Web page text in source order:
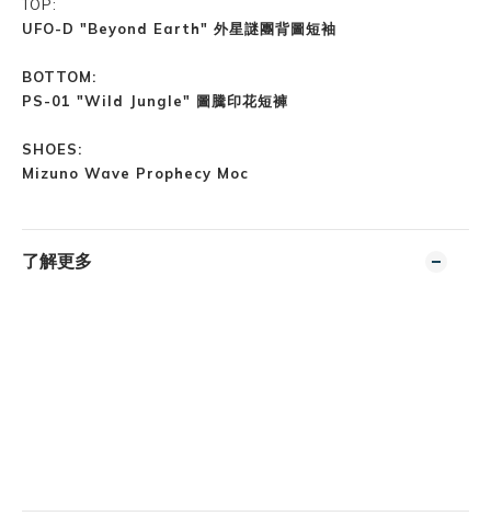
TOP:
UFO-D "Beyond Earth" 外星謎團背圖短袖
BOTTOM:
PS-01 "Wild Jungle" 圖騰印花短褲
SHOES:
Mizuno Wave Prophecy Moc
了解更多